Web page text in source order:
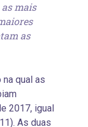
mais
as
na qual as
2017, igual
As duas